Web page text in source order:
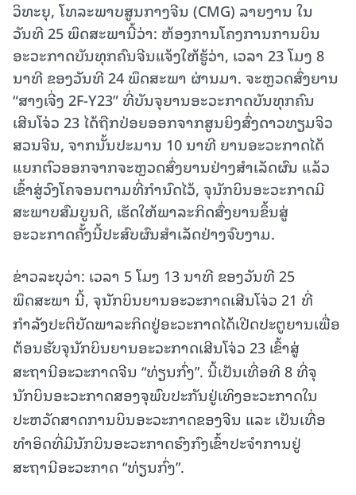
ວິທະຍຸ, ໂທລະພາບສູນກາງຈີນ (CMG) ລາຍງານ ໃນ
ວັນທີ 25 ພຶດສະພານີ້ວ່າ: ຫ້ອງການໂຄງການການບິນ
ອະວະກາດບັນທຸກຄົນຈີນແຈ້ງໃຫ້ຮູ້ວ່າ, ເວລາ 23 ໂມງ 8
ນາທີ ຂອງວັນທີ 24 ພຶດສະພາ ຜ່ານມາ. ຈະຫຼວດສົ່ງຍານ
“ສາງເຈີ່ງ 2F-Y23” ທີ່ບັນຈຸຍານອະວະກາດບັນທຸກຄົນ
ເສີນໂຈ່ວ 23 ໄດ້ຖືກປ່ອຍອອກຈາກສູນຍິງສົ່ງດາວທຽມຈິວ
ສວນຈີນ, ຈາກນັ້ນປະມານ 10 ນາທີ ຍານອະວະກາດໄດ້
ແຍກຕົວອອກຈາກຈະຫຼວດສົ່ງຍານຢ່າງສຳເລັດຜົນ ແລ້ວ
ເຂົ້າສູ່ວົງໂຄຈອນຕາມທີ່ກຳນົດໄວ້, ຈຸນັກບິນອະວະກາດມີ
ສະພາບສົມບູນດີ, ເຮັດໃຫ້ພາລະກິດສົ່ງຍານຂຶ້ນສູ່
ອະວະກາດຄັ້ງນີ້ປະສົບຜົນສຳເລັດຢ່າງຈົບງາມ.
ຂ່າວລະບຸວ່າ: ເວລາ 5 ໂມງ 13 ນາທີ ຂອງວັນທີ 25
ພຶດສະພາ ນີ້, ຈຸນັກບິນຍານອະວະກາດເສີນໂຈ່ວ 21 ທີ່
ກຳລັງປະຕິບັດພາລະກິດຢູ່ອະວະກາດໄດ້ເປີດປະຕູຍານເພື່ອ
ຕ້ອນຮັບຈຸນັກບິນຍານອະວະກາດເສີນໂຈ່ວ 23 ເຂົ້າສູ່
ສະຖານີອະວະກາດຈີນ “ທ່ຽນກົ່ງ”. ນີ້ເປັນເທື່ອທີ 8 ທີ່ຈຸ
ນັກບິນອະວະກາດສອງຈຸພົບປະກັນຢູ່ເທິງອະວະກາດໃນ
ປະຫວັດສາດການບິນອະວະກາດຂອງຈີນ ແລະ ເປັນເທື່ອ
ທຳອິດທີ່ມີນັກບິນອະວະກາດຮົງກົງເຂົ້າປະຈຳການຢູ່
ສະຖານີອະວະກາດ “ທ່ຽນກົ່ງ”.